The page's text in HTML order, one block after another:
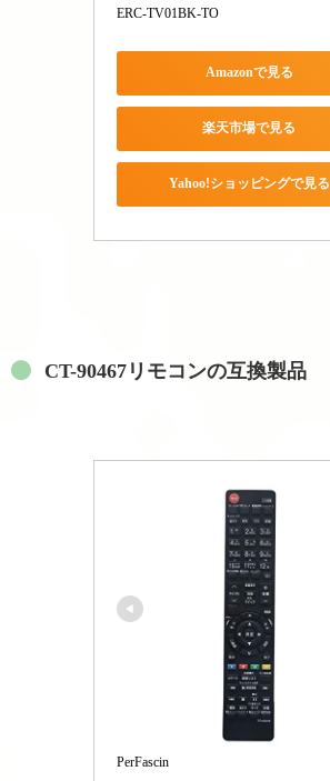
ERC-TV01BK-TO
Amazonで見る
楽天市場で見る
Yahoo!ショッピングで見る
CT-90467リモコンの互換製品
PerFascin